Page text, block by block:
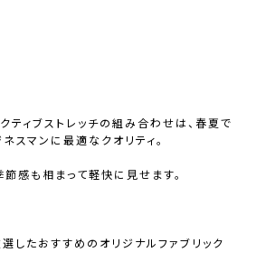
ティブストレッチの組み合わせは、春夏で
スマンに最適なクオリティ。
感も相まって軽快に見せます。
したおすすめのオリジナルファブリック